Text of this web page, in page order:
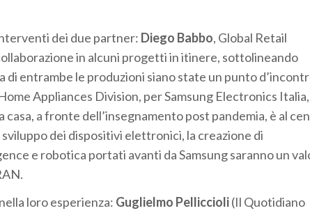
dei due partner: Diego Babbo, Global Retail
in alcuni progetti in itinere, sottolineando
entrambe le produzioni siano state un punto
Appliances Division, per Samsung Electronics Italia,
a fronte dell’insegnamento post pandemia, è al
dei dispositivi elettronici, la creazione di
e robotica portati avanti da Samsung saranno un
loro esperienza: Guglielmo Pelliccioli(Il Quotidiano